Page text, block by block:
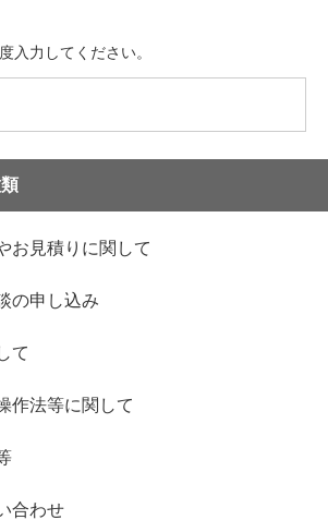
入力してください。
お見積りに関して
の申し込み
て
作法等に関して
合わせ